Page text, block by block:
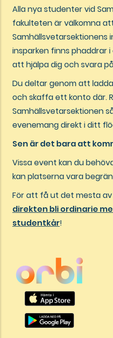
Alla nya studenter vid
fakulteten är välkomna
Samhällsvetarsektionens
insparken finns phaddrar
att hjälpa dig och svara
Du deltar genom att
och skaffa ett konto där.
Samhällsvetarsektionen
evenemang direkt i ditt
Sen är det bara att
Vissa event kan du
kan platserna vara
För att få ut det mesta av
direkten bli ordinarie
studentkår!